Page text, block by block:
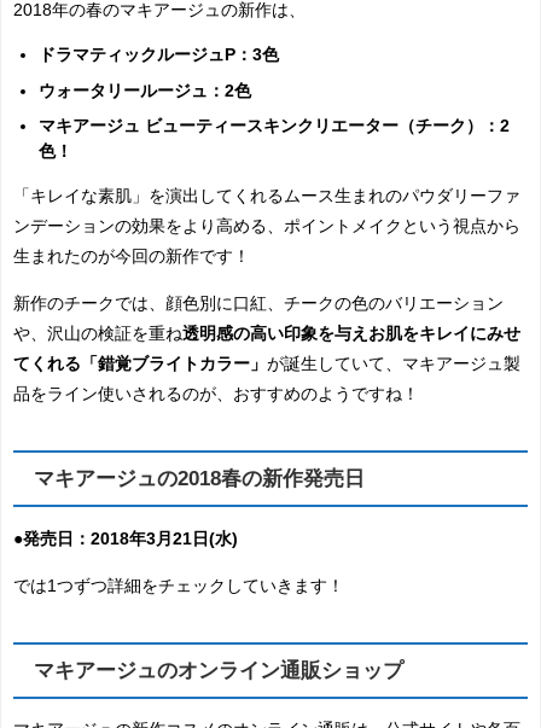
2018年の春のマキアージュの新作は、
ドラマティックルージュP：3色
ウォータリールージュ：2色
マキアージュ ビューティースキンクリエーター（チーク）：2
色！
「キレイな素肌」を演出してくれるムース生まれのパウダリーファ
ンデーションの効果をより高める、ポイントメイクという視点から
生まれたのが今回の新作です！
新作のチークでは、顔色別に口紅、チークの色のバリエーション
や、沢山の検証を重ね透明感の高い印象を与えお肌をキレイにみせ
てくれる「錯覚ブライトカラー」 が誕生していて、マキアージュ製
品をライン使いされるのが、おすすめのようですね！
マキアージュの2018春の新作発売日
●発売日：2018年3月21日(水)
では1つずつ詳細をチェックしていきます！
マキアージュのオンライン通販ショップ